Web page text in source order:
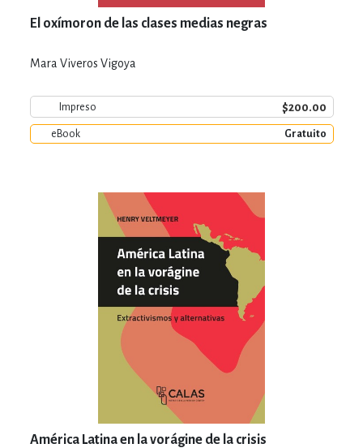
El oxímoron de las clases medias negras
Mara Viveros Vigoya
Impreso $200.00
eBook Gratuito
América Latina en la vorágine de la crisis